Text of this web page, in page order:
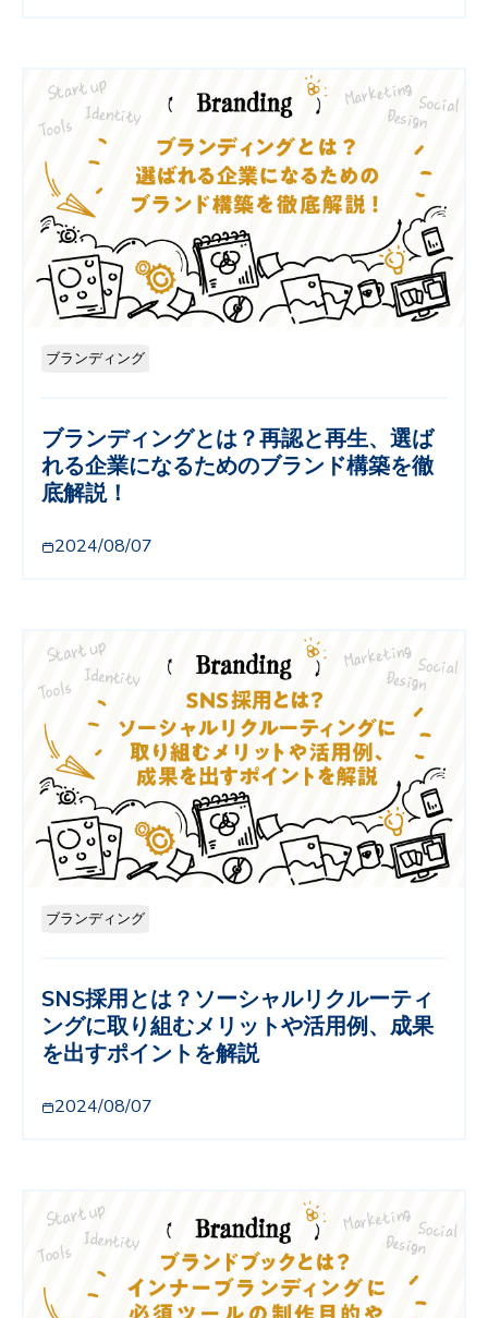
ブランディング
ブランディングとは？再認と再生、選ば
れる企業になるためのブランド構築を徹
底解説！
2024/08/07
ブランディング
SNS採用とは？ソーシャルリクルーティ
ングに取り組むメリットや活用例、成果
を出すポイントを解説
2024/08/07